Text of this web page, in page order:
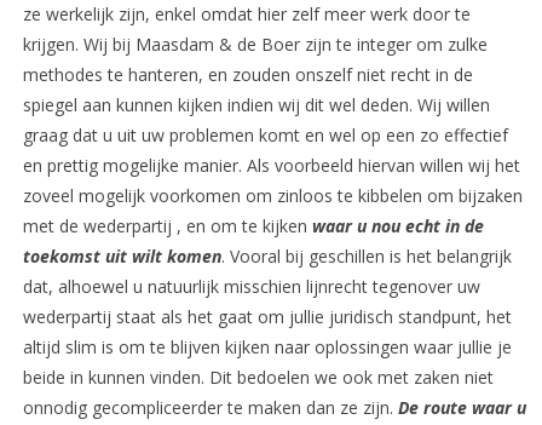
ze werkelijk zijn, enkel omdat hier zelf meer werk door te
krijgen. Wij bij Maasdam & de Boer zijn te integer om zulke
methodes te hanteren, en zouden onszelf niet recht in de
spiegel aan kunnen kijken indien wij dit wel deden. Wij willen
graag dat u uit uw problemen komt en wel op een zo effectief
en prettig mogelijke manier. Als voorbeeld hiervan willen wij het
zoveel mogelijk voorkomen om zinloos te kibbelen om bijzaken
met de wederpartij , en om te kijken waar u nou echt in de
toekomst uit wilt komen. Vooral bij geschillen is het belangrijk
dat, alhoewel u natuurlijk misschien lijnrecht tegenover uw
wederpartij staat als het gaat om jullie juridisch standpunt, het
altijd slim is om te blijven kijken naar oplossingen waar jullie je
beide in kunnen vinden. Dit bedoelen we ook met zaken niet
onnodig gecompliceerder te maken dan ze zijn. De route waar u